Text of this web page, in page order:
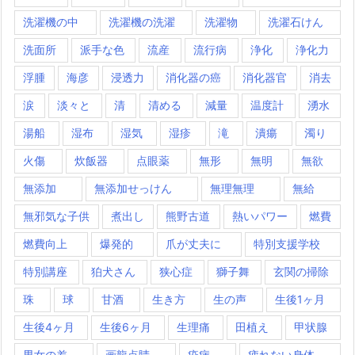
洗濯機の中 洗濯機の洗濯 洗濯物 洗濯石けん
洗面所 派手な色 流産 流行病 浄化 浄化力
浮腫 海彦 浸透力 消化器の癌 消化器官 消去
涙 淡々と 清 清める 減量 温度計 湧水
湯船 湿布 湿気 湿疹 滝 潰瘍 濁り
火傷 炊飯器 点眼薬 無形 無明 無欲
無添加 無添加せっけん 無理無理 無給
無邪気な子供 煮出し 熊野古道 熱いパワー 燃費
燃費向上 爆発的 爪が丈夫に 特別支援学校
特別講座 狛犬さん 狭心症 獅子舞 玄関の掃除
珠 球 甘酒 生き方 生の声 生後1ヶ月
生後4ヶ月 生後6ヶ月 生理痛 田植え 甲状腺